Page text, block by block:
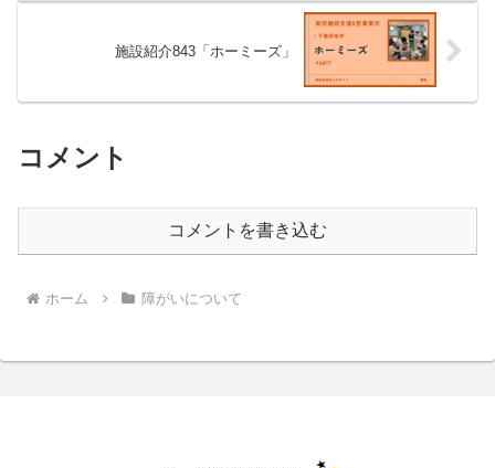
施設紹介843「ホーミーズ」
コメント
コメントを書き込む
ホーム 障がいについて